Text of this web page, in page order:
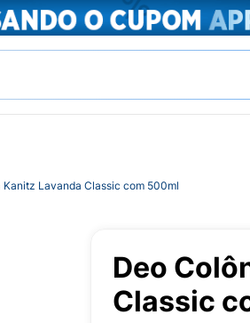
Kanitz Lavanda Classic com 500ml
Deo
Classic